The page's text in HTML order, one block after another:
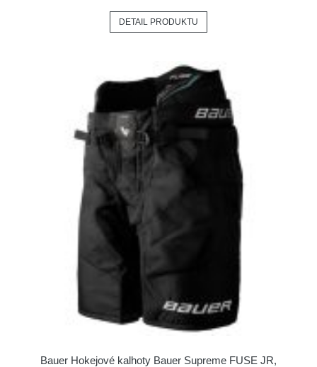
DETAIL PRODUKTU
Bauer Hokejové kalhoty Bauer Supreme FUSE JR,